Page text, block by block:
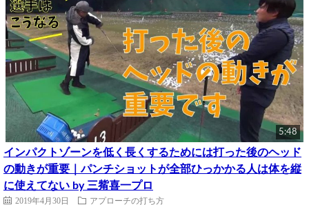
5:48
インパクトゾーンを低く長くするためには打った後のヘッド
の動きが重要｜パンチショットが全部ひっかかる人は体を縦
に使えてない by 三觜喜一プロ
2019年4月30日 アプローチの打ち方